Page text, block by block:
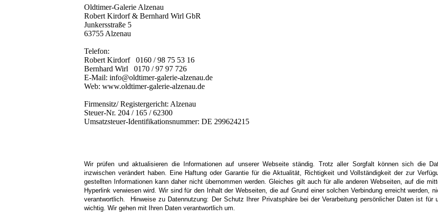
Oldtimer-Galerie Alzenau
Robert Kirdorf & Bernhard Wirl GbR
Junkersstraße 5
63755 Alzenau
Telefon:
Robert Kirdorf 0160 / 98 75 53 16
Bernhard Wirl 0170 / 97 97 726
E-Mail: info@oldtimer-galerie-alzenau.de
Web: www.oldtimer-galerie-alzenau.de
Firmensitz/ Registergericht: Alzenau
Steuer-Nr. 204 / 165 / 62300
Umsatzsteuer-Identifikationsnummer: DE 299624215
Wir prüfen und aktualisieren die Informationen auf unserer Webseite ständig. Trotz aller Sorgfalt können sich die
inzwischen verändert haben. Eine Haftung oder Garantie für die Aktualität, Richtigkeit und Vollständigkeit der zur
gestellten Informationen kann daher nicht übernommen werden. Gleiches gilt auch für alle anderen Webseiten, auf die
Hyperlink verwiesen wird. Wir sind für den Inhalt der Webseiten, die auf Grund einer solchen Verbindung erreicht werden,
verantwortlich. Hinweise zu Datennutzung: Der Schutz Ihrer Privatsphäre bei der Verarbeitung persönlicher Daten ist für
wichtig. Wir gehen mit Ihren Daten verantwortlich um.